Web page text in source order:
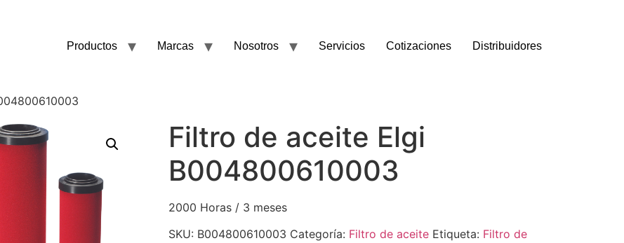
Productos Marcas Nosotros Servicios Cotizaciones Distribuidores
Filtro de aceite Elgi
B004800610003
2000 Horas / 3 meses
SKU: B004800610003 Categoría: Filtro de aceite Etiqueta: Filtro de